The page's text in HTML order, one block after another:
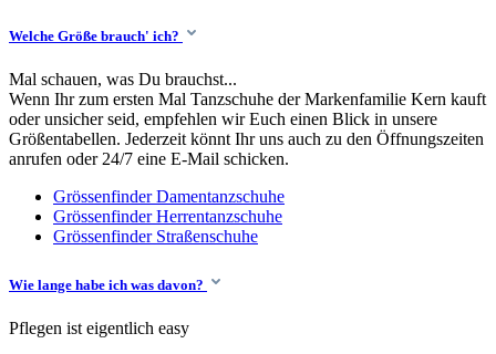
Welche Größe brauch' ich?
Mal schauen, was Du brauchst...
Wenn Ihr zum ersten Mal Tanzschuhe der Markenfamilie Kern kauft
oder unsicher seid, empfehlen wir Euch einen Blick in unsere
Größentabellen. Jederzeit könnt Ihr uns auch zu den Öffnungszeiten
anrufen oder 24/7 eine E-Mail schicken.
Grössenfinder Damentanzschuhe
Grössenfinder Herrentanzschuhe
Grössenfinder Straßenschuhe
Wie lange habe ich was davon?
Pflegen ist eigentlich easy